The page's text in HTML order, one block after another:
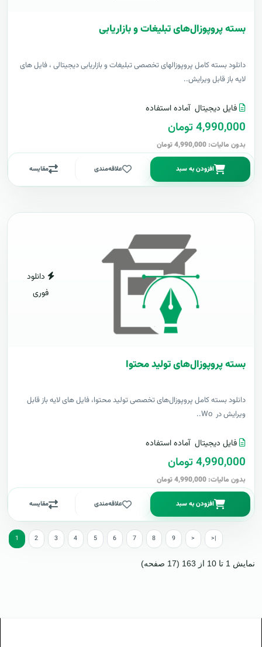
بسته پروپوزال‌های تبلیغات و بازاریابی
دانلود بسته کامل پروپوزالهای تخصصی تبلیغات و بازاریابی دیجیتالی ، فایل های
لایه باز قابل ویرایش..
فایل دیجیتال آماده استفاده
4,990,000 تومان
بدون مالیات: 4,990,000 تومان
افزودن به سبد علاقه‌مندی مقایسه
دانلود
فوری
بسته پروپوزال‌های تولید محتوا
دانلود بسته کامل پروپوزال‌های تخصصی تولید محتوا، فایل های لایه باز قابل
ویرایش در Wo..
فایل دیجیتال آماده استفاده
4,990,000 تومان
بدون مالیات: 4,990,000 تومان
افزودن به سبد علاقه‌مندی مقایسه
1 2 3 4 5 6 7 8 9 > >|
نمایش 1 تا 10 از 163 (17 صفحه)